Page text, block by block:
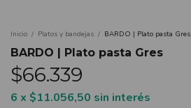
Inicio / Platos y bandejas / BARDO | Plato pasta Gres
BARDO | Plato pasta Gres
$66.339
6 x $11.056,50 sin interés